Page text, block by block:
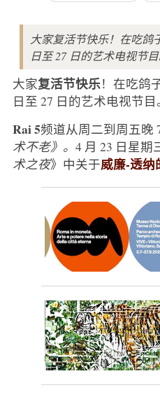
大家复活节快乐！在吃鸽
日至 27 日的艺术电视节目
大家复活节快乐！在吃鸽
日至 27 日的艺术电视节目。
Rai 5频道从周二到周五晚
术不老》。 4 月 23 日星期
术之夜》中关于威廉-透纳